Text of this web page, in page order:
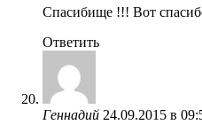
Спасибище !!! Вот
Ответить
Геннадий 24.09.2015 в